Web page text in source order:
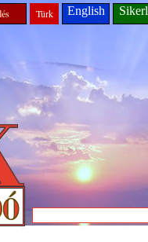
Türk English